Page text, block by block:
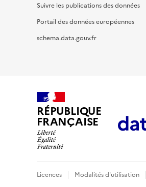
Suivre les publications des données
Portail des données européennes
schema.data.gouv.fr
RÉPUBLIQUE
FRANÇAISE
Licences Modalités d'utilisation